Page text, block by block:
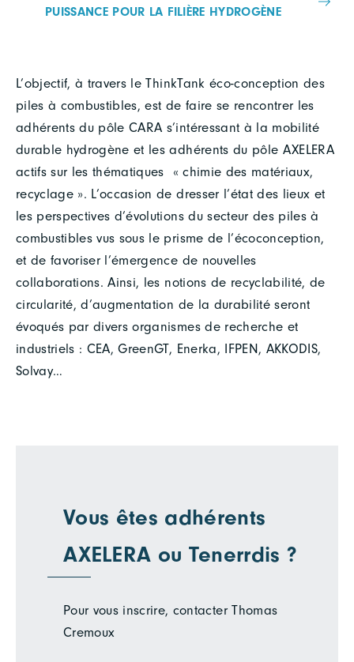
PUISSANCE POUR LA FILIÈRE HYDROGÈNE
L’objectif, à travers le ThinkTank éco-conception des
piles à combustibles, est de faire se rencontrer les
adhérents du pôle CARA s’intéressant à la mobilité
durable hydrogène et les adhérents du pôle AXELERA
actifs sur les thématiques « chimie des matériaux,
recyclage ». L’occasion de dresser l’état des lieux et
les perspectives d’évolutions du secteur des piles à
combustibles vus sous le prisme de l’écoconception,
et de favoriser l’émergence de nouvelles
collaborations. Ainsi, les notions de recyclabilité, de
circularité, d’augmentation de la durabilité seront
évoqués par divers organismes de recherche et
industriels : CEA, GreenGT, Enerka, IFPEN, AKKODIS,
Solvay…
Vous êtes adhérents
AXELERA ou Tenerrdis ?
Pour vous inscrire, contacter Thomas
Cremoux